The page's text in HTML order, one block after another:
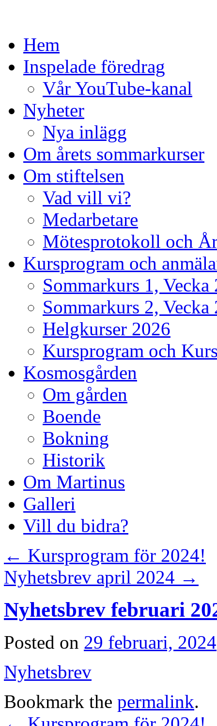
Hem
Inspelade föredrag
Vår YouTube-kanal
Nyheter
Nya inlägg
Om årets sommarkurser
Om stiftelsen
Vad vill vi?
Medarbetare
Mötesprotokoll och
Kursprogram och
Sommarkurs 1,
Sommarkurs 2,
Helgkurser 2026
Kursprogram och
Kosmosgården
Om gården
Boende
Bokning
Historik
Om Martinus
Galleri
Vill du bidra?
← Kursprogram för 2024!
Nyhetsbrev april 2024 →
Nyhetsbrev februari
Posted on 29 februari, 2024
Nyhetsbrev
Bookmark the permalink.